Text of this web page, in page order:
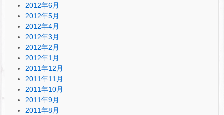
2012年6月
2012年5月
2012年4月
2012年3月
2012年2月
2012年1月
2011年12月
2011年11月
2011年10月
2011年9月
2011年8月